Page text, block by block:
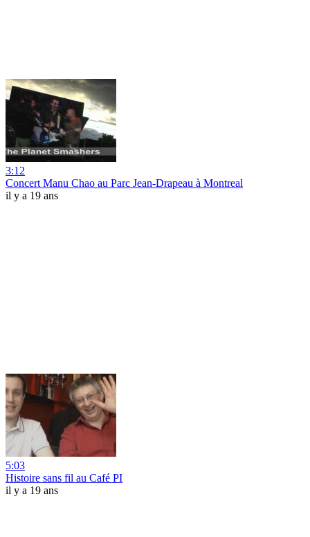
3:12
Concert Manu Chao au Parc Jean-Drapeau à Montreal
il y a 19 ans
5:03
Histoire sans fil au Café PI
il y a 19 ans